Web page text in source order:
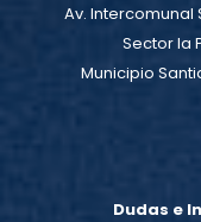
Av. Intercomunal
Sector la
Municipio
Dudas e